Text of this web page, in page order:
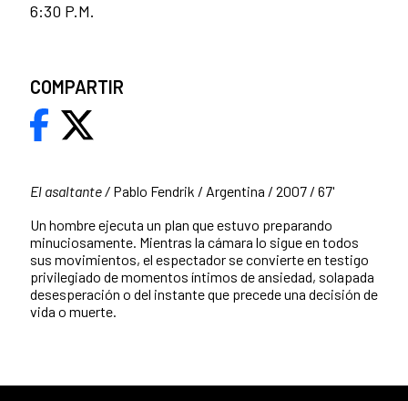
El asaltante / Pablo Fendrik / Argentina / 2007 / 67'
Un hombre ejecuta un plan que estuvo preparando
minuciosamente. Mientras la cámara lo sigue en todos
sus movimientos, el espectador se convierte en testigo
privilegiado de momentos íntimos de ansiedad, solapada
desesperación o del instante que precede una decisión de
vida o muerte.
6:30 P.M.
COMPARTIR